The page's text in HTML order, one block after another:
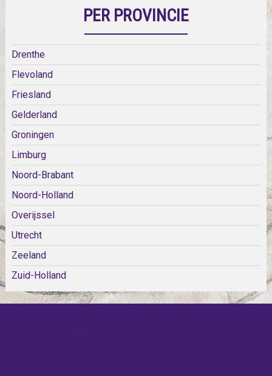
PER PROVINCIE
Drenthe
Flevoland
Friesland
Gelderland
Groningen
Limburg
Noord-Brabant
Noord-Holland
Overijssel
Utrecht
Zeeland
Zuid-Holland